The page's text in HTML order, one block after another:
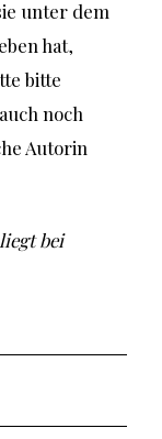
unter dem
hat,
bitte
noch
Autorin
bei